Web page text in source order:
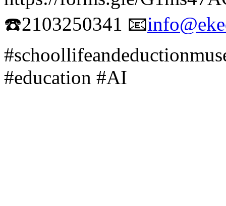
☎️2103250341 📧
#education #AI